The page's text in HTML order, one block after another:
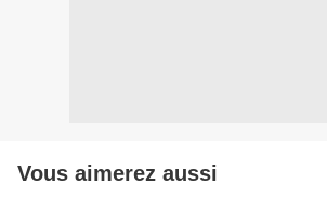
Vous aimerez aussi